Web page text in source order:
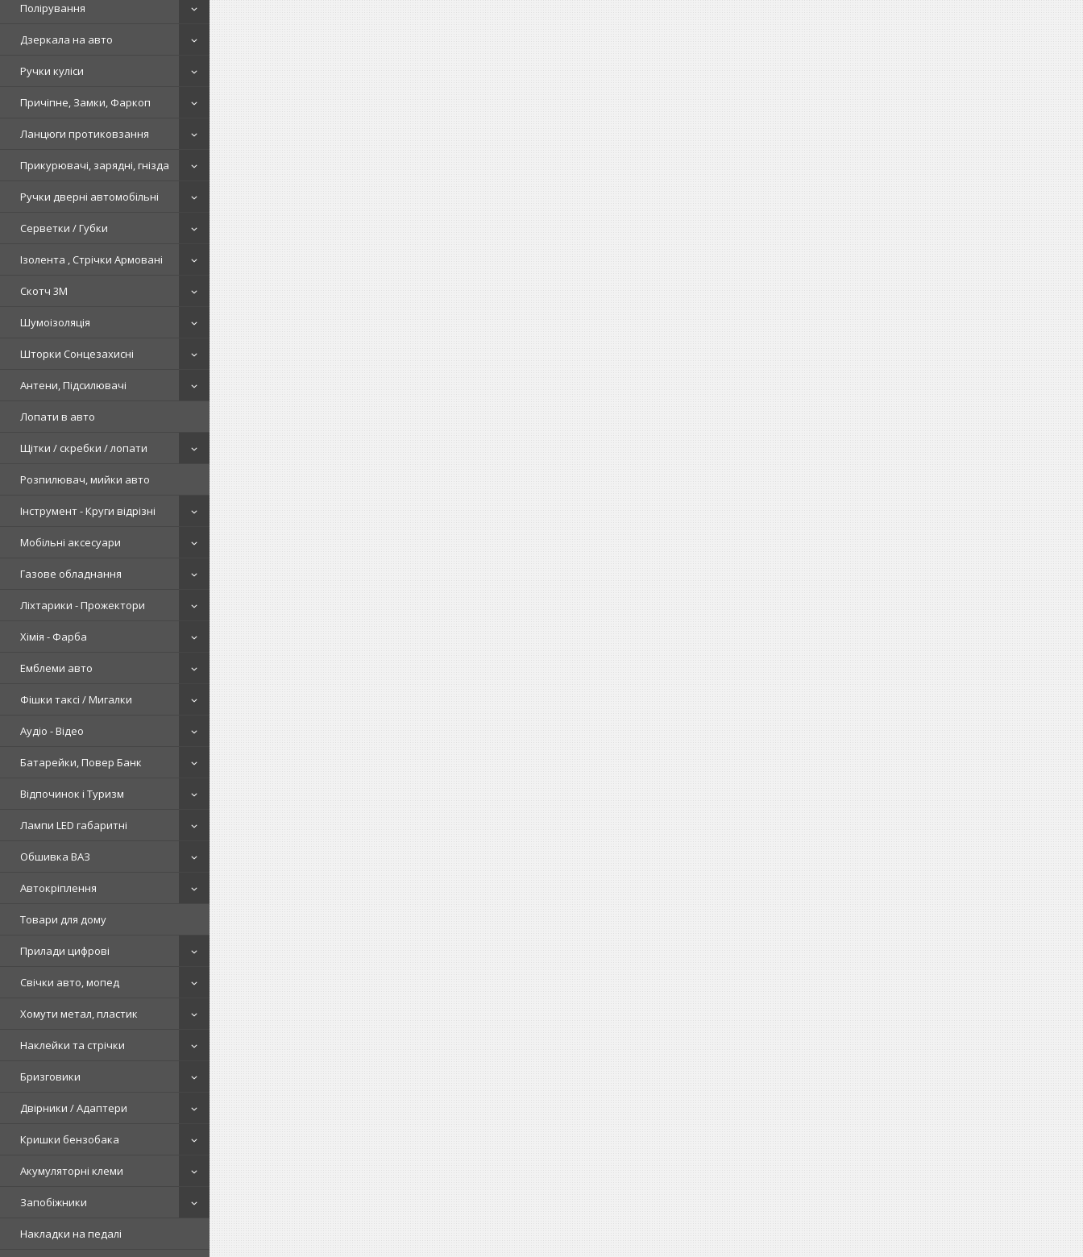
Полірування
Дзеркала на авто
Ручки куліси
Причіпне, Замки, Фаркоп
Ланцюги протиковзання
Прикурювачі, зарядні, гнізда
Ручки дверні автомобільні
Серветки / Губки
Ізолента , Стрічки Армовані
Скотч 3М
Шумоізоляція
Шторки Сонцезахисні
Антени, Підсилювачі
Лопати в авто
Щітки / скребки / лопати
Розпилювач, мийки авто
Інструмент - Круги відрізні
Мобільні аксесуари
Газове обладнання
Ліхтарики - Прожектори
Хімія - Фарба
Емблеми авто
Фішки таксі / Мигалки
Аудіо - Відео
Батарейки, Повер Банк
Відпочинок і Туризм
Лампи LED габаритні
Обшивка ВАЗ
Автокріплення
Товари для дому
Прилади цифрові
Свічки авто, мопед
Хомути метал, пластик
Наклейки та стрічки
Бризговики
Двірники / Адаптери
Кришки бензобака
Акумуляторні клеми
Запобіжники
Накладки на педалі